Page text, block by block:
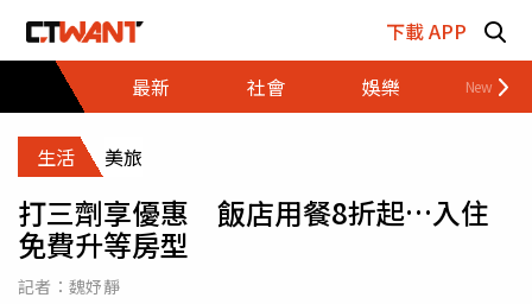
下載 APP
最新
社會 娛樂 財經
生活 美旅
打三劑享優惠 飯店用餐8折起…入住
免費升等房型
記者： 魏妤靜